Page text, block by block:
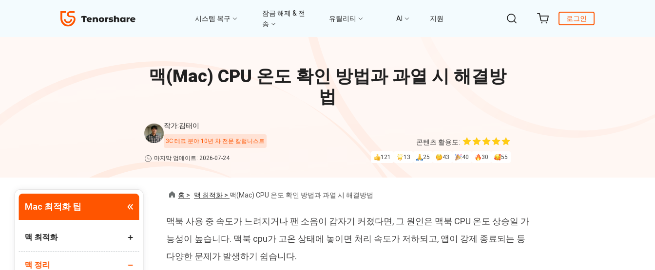
iAnyGo
로그인
시스템 복구
iOS 18 베타 포함 150개 이상 iOS 시스템 이
아이폰/아이패드 데이터 복구&
iTunes/iCloud 백업 복구
아이폰/안드로이드 WhatsApp 데이터 복구
ReiBoot - Android 시스템 복구
A-B-C 처럼 안드로이드 시스템 복구 Win/ Mac에서 삭제된 파일 복원
잠금 해제 & 전
송
비밀번호 없이 아이폰/아이패드 잠금해제
안드로이드 아이폰 간에 WhatsApp 데이터
전송
간편한 iOS 데이터 백업 및 관리
4uKey - 안드로이드 잠금 해제
안드로이드 화면 비밀번호&구글 락 제거 안드로이드 아이폰으로 데이터 전송
유틸리티
탈옥 필요없이 위치 조작하기 iTunes 백업 암호 잠금 풀기 몇 분 안에 윈도 문제 해결
간단하고 안전한 시스템 마이그레이션 도구
맥에서 Al를 사용하여 PDF 편집 및 관리
4DDiG 중복 파일 삭제기
AI로 중복 파일 찾기 및 삭제
Tenorshare Cleamio
올인원 맥 정리 & 최적화 도구
AI
4DDIG 비디오 복구
PixPretty AI Photo Editor
무료 AI 사진 편집 도구
지원
문의하기
구독 갱신
맥(Mac) CPU 온도 확인 방법과 과열 시 해결방
법
작가:김태이
3C 테크 분야 10년 차 전문 칼럼니스트
마지막 업데이트: 2026-07-24
콘텐츠 활용도:
121 13 25 43 40 30 55
Mac 최적화 팁
맥 최적화
맥북 최적화 방법
맥 정리
홈 > 맥 최적화 > 맥(Mac) CPU 온도 확인 방법과 과열 시 해결방법
맥북 사용 중 속도가 느려지거나 팬 소음이 갑자기 커졌다면, 그 원인은 맥북 CPU 온도 상승일 가
능성이 높습니다. 맥북 cpu가 고온 상태에 놓이면 처리 속도가 저하되고, 앱이 강제 종료되는 등
다양한 문제가 발생하기 쉽습니다.